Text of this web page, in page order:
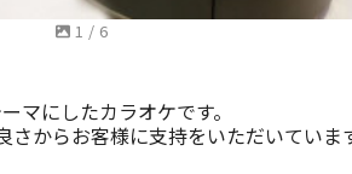
1 / 6
マにしたカラオケです。
からお客様に支持をいただいていま